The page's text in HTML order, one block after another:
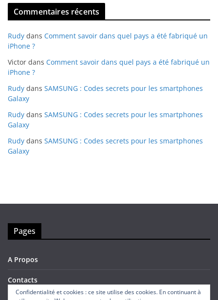
Commentaires récents
Rudy dans Comment savoir dans quel pays a été fabriqué un
iPhone ?
Victor dans Comment savoir dans quel pays a été fabriqué un
iPhone ?
Rudy dans SAMSUNG : Codes secrets pour les smartphones
Galaxy
Rudy dans SAMSUNG : Codes secrets pour les smartphones
Galaxy
Rudy dans SAMSUNG : Codes secrets pour les smartphones
Galaxy
Pages
A Propos
Contacts
Confidentialité et cookies : ce site utilise des cookies. En continuant à